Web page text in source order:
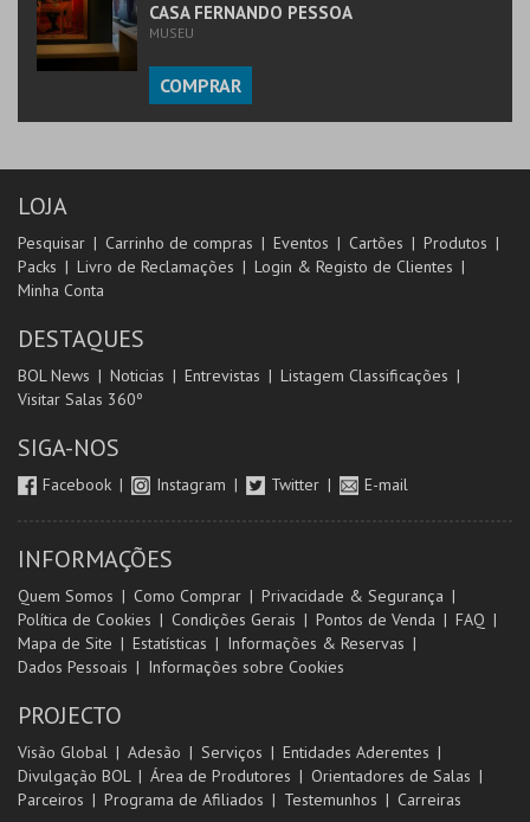
CASA FERNANDO PESSOA
MUSEU
COMPRAR
LOJA
Pesquisar Carrinho de compras Eventos Cartões
Produtos
Packs
Livro de Reclamações
Login & Registo de Clientes
Minha Conta
DESTAQUES
BOL News Noticias Entrevistas
Listagem Classificações
Visitar Salas 360º
SIGA-NOS
Facebook Instagram Twitter E-mail
INFORMAÇÕES
Quem Somos Como Comprar
Privacidade & Segurança
Política de Cookies
Condições Gerais Pontos de Venda
FAQ
Mapa de Site
Estatísticas
Informações & Reservas
Dados Pessoais
Informações sobre Cookies
PROJECTO
Visão Global Adesão Serviços
Entidades Aderentes
Divulgação BOL
Área de Produtores
Orientadores de Salas
Parceiros
Programa de Afiliados Testemunhos Carreiras